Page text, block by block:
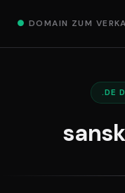
● DOMAIN ZUM
.DE